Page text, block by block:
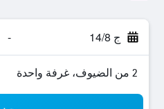
ج 14/8 -
2 من الضيوف، غرفة واحدة